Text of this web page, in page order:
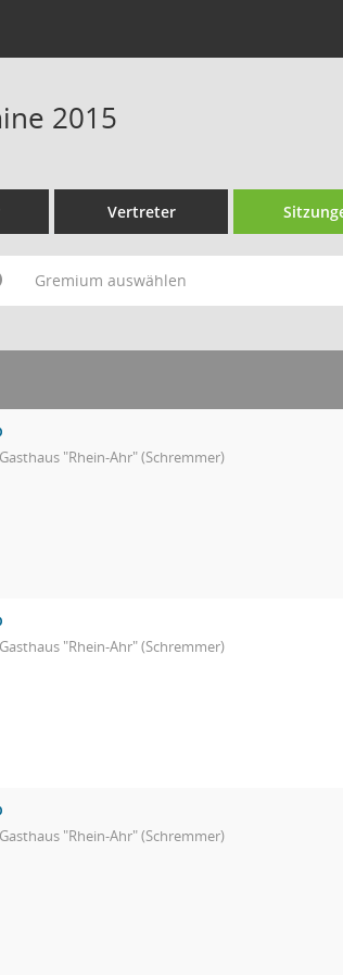
2015
Vertreter
Gremium auswählen
Gasthaus "Rhein-Ahr" (Schremmer)
Gasthaus "Rhein-Ahr" (Schremmer)
Gasthaus "Rhein-Ahr" (Schremmer)